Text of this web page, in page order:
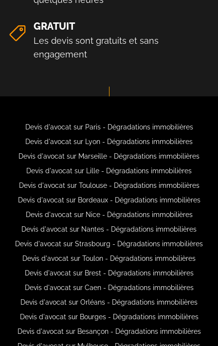
GRATUIT
Les devis sont gratuits et sans
engagement
Devis d'avocat sur Paris - Dégradations immobilières
Devis d'avocat sur Lyon - Dégradations immobilières
Devis d'avocat sur Marseille - Dégradations immobilières
Devis d'avocat sur Lille - Dégradations immobilières
Devis d'avocat sur Toulouse - Dégradations immobilières
Devis d'avocat sur Bordeaux - Dégradations immobilières
Devis d'avocat sur Nice - Dégradations immobilières
Devis d'avocat sur Nantes - Dégradations immobilières
Devis d'avocat sur Strasbourg - Dégradations immobilières
Devis d'avocat sur Toulon - Dégradations immobilières
Devis d'avocat sur Brest - Dégradations immobilières
Devis d'avocat sur Caen - Dégradations immobilières
Devis d'avocat sur Orléans - Dégradations immobilières
Devis d'avocat sur Bourges - Dégradations immobilières
Devis d'avocat sur Besançon - Dégradations immobilières